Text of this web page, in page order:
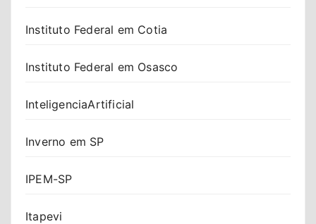
Instituto Federal em Cotia
Instituto Federal em Osasco
InteligenciaArtificial
Inverno em SP
IPEM-SP
Itapevi